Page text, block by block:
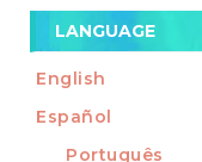
LANGUAGE
English
Español
Português